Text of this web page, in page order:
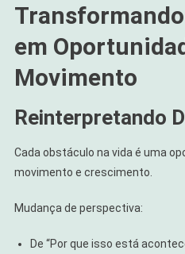
em
Movimento
Reinterpretando
Cada obstáculo na vida é uma
movimento e crescimento.
Mudança de perspectiva:
De “Por que isso está